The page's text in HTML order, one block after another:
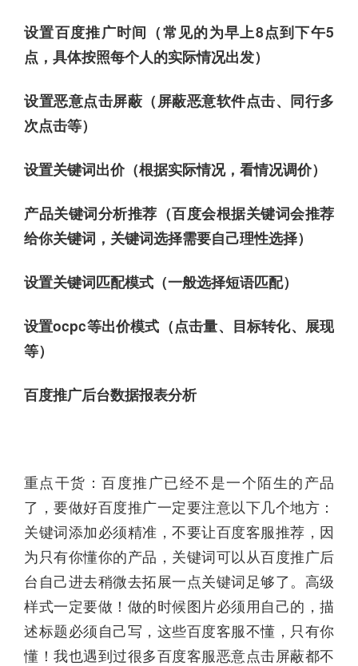
设置百度推广时间（常见的为早上8点到下午5
点，具体按照每个人的实际情况出发）
设置恶意点击屏蔽（屏蔽恶意软件点击、同行多
次点击等）
设置关键词出价（根据实际情况，看情况调价）
产品关键词分析推荐（百度会根据关键词会推荐
给你关键词，关键词选择需要自己理性选择）
设置关键词匹配模式（一般选择短语匹配）
设置ocpc等出价模式（点击量、目标转化、展现
等）
百度推广后台数据报表分析
重点干货：百度推广已经不是一个陌生的产品
了，要做好百度推广一定要注意以下几个地方：
关键词添加必须精准，不要让百度客服推荐，因
为只有你懂你的产品，关键词可以从百度推广后
台自己进去稍微去拓展一点关键词足够了。高级
样式一定要做！做的时候图片必须用自己的，描
述标题必须自己写，这些百度客服不懂，只有你
懂！我也遇到过很多百度客服恶意点击屏蔽都不